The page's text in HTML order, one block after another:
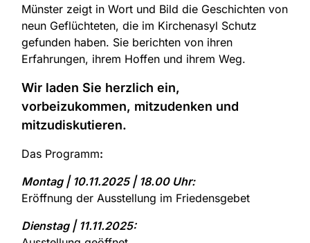
Münster zeigt in Wort und Bild die Geschichten von
neun Geflüchteten, die im Kirchenasyl Schutz
gefunden haben. Sie berichten von ihren
Erfahrungen, ihrem Hoffen und ihrem Weg.
Wir laden Sie herzlich ein,
vorbeizukommen, mitzudenken und
mitzudiskutieren.
Das Programm:
Montag | 10.11.2025 | 18.00 Uhr:
Eröffnung der Ausstellung im Friedensgebet
Dienstag | 11.11.2025: